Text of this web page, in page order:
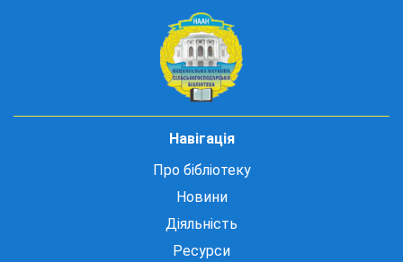
Навігація
Про бібліотеку
Новини
Діяльність
Ресурси